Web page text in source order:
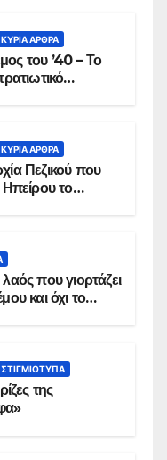
ΚΥΡΙΑ ΑΡΘΡΑ
του ’40 – Το
ΚΥΡΙΑ ΑΡΘΡΑ
Πεζικού που
το
που γιορτάζει
και όχι το
ΣΤΙΓΜΙΌΤΥΠΑ
της